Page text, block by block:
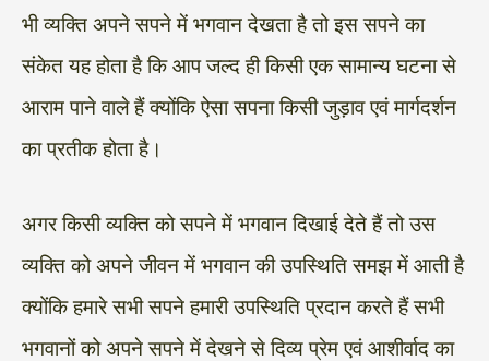
भी व्यक्ति अपने सपने में भगवान देखता है तो इस सपने का
संकेत यह होता है कि आप जल्द ही किसी एक सामान्य घटना से
आराम पाने वाले हैं क्योंकि ऐसा सपना किसी जुड़ाव एवं मार्गदर्शन
का प्रतीक होता है।
अगर किसी व्यक्ति को सपने में भगवान दिखाई देते हैं तो उस
व्यक्ति को अपने जीवन में भगवान की उपस्थिति समझ में आती है
क्योंकि हमारे सभी सपने हमारी उपस्थिति प्रदान करते हैं सभी
भगवानों को अपने सपने में देखने से दिव्य प्रेम एवं आशीर्वाद का